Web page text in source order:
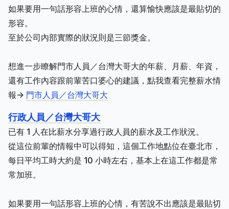
如果要用一句話形容上班的心情，還算愉快應該是最貼切的
形容。
至於公司內部實際的狀況則是三節獎金。
想進一步瞭解門市人員／台灣大哥大的年薪、月薪、年資，
還有工作內容跟前輩苦口婆心的建議，點我查看完整薪水情
報-> 門市人員／台灣大哥大
行政人員／台灣大哥大
已有 1 人在比薪水分享過行政人員的薪水及工作狀況。
從這位前輩的情報中可以得知，這個工作地點位在臺北市，
每日平均工時大約是 10 小時左右，基本上在這工作都是常
常加班。
如果要用一句話形容上班的心情，有苦說不出應該是最貼切